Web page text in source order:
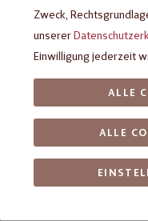
Heilemann
Zweck,
unserer
Einwilligung jederzeit
ALLE
ALLE